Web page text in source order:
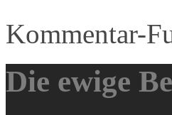
Kommentar-
Die ewige